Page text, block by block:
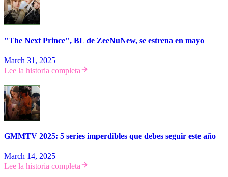
"The Next Prince", BL de ZeeNuNew, se estrena en mayo
March 31, 2025
Lee la historia completa
GMMTV 2025: 5 series imperdibles que debes seguir este año
March 14, 2025
Lee la historia completa